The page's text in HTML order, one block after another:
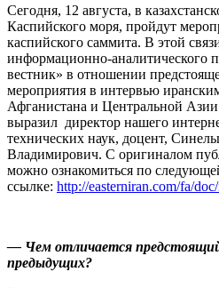
Сегодня, 12 августа, в
Каспийского моря, пройдут
каспийского саммита. В этой
информационно-аналитического
вестник» в отношении
мероприятия в интервью
Афганистана и Центральной Азии
выразил директор нашего
технических наук, доцент,
Владимирович. С оригиналом
можно ознакомиться по
ссылке: http://easterniran.com/fa/
— Чем отличается
предыдущих?